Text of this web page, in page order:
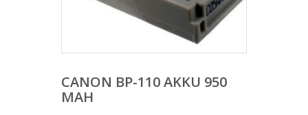
CANON BP-110 AKKU 950
MAH